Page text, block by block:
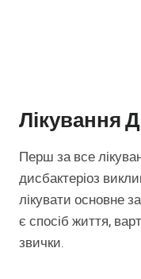
Лікування
Перш за все
дисбактеріоз
лікувати основне
є спосіб життя,
звички.